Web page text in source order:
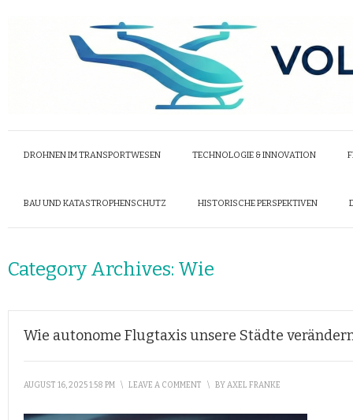
DROHNEN IM TRANSPORTWESEN TECHNOLOGIE & INNOVATION
BAU UND KATASTROPHENSCHUTZ HISTORISCHE PERSPEKTIVEN
Category Archives: Wie
Wie autonome Flugtaxis unsere Städte
AUGUST 16, 2025 1:58 PM \ LEAVE A COMMENT \ BYAXEL FRANKE